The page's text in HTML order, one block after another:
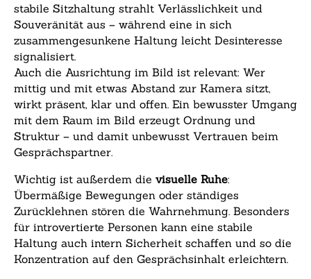
stabile Sitzhaltung strahlt Verlässlichkeit und
Souveränität aus – während eine in sich
zusammengesunkene Haltung leicht Desinteresse
signalisiert.
Auch die Ausrichtung im Bild ist relevant: Wer
mittig und mit etwas Abstand zur Kamera sitzt,
wirkt präsent, klar und offen. Ein bewusster Umgang
mit dem Raum im Bild erzeugt Ordnung und
Struktur – und damit unbewusst Vertrauen beim
Gesprächspartner.
Wichtig ist außerdem die visuelle Ruhe:
Übermäßige Bewegungen oder ständiges
Zurücklehnen stören die Wahrnehmung. Besonders
für introvertierte Personen kann eine stabile
Haltung auch intern Sicherheit schaffen und so die
Konzentration auf den Gesprächsinhalt erleichtern.